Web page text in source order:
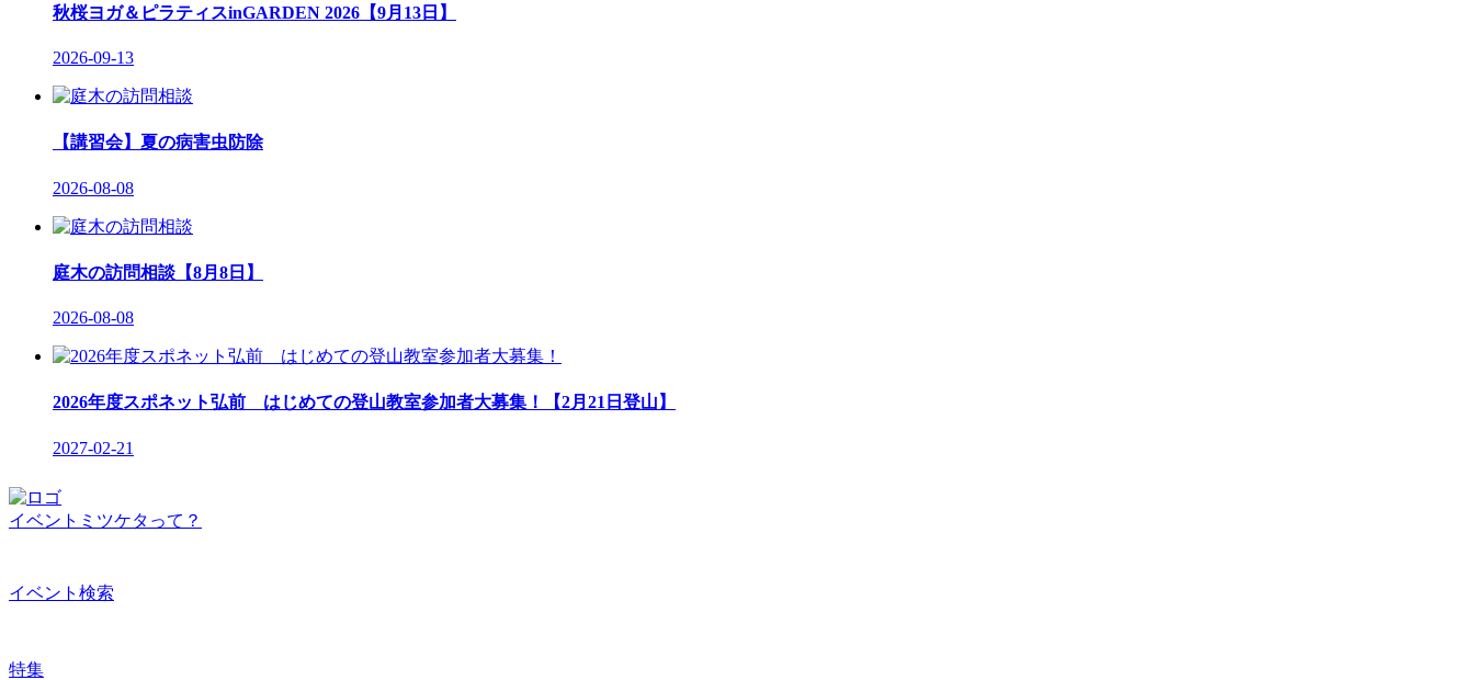
秋桜ヨガ＆ピラティスinGARDEN 2026【9月13日】
2026-09-13
【講習会】夏の病害虫防除
2026-08-08
庭木の訪問相談【8月8日】
2026-08-08
2026年度スポネット弘前 はじめての登山教室参加者大募集！【2月21日登山】
2027-02-21
イベントミツケタって？
イベント検索
特集